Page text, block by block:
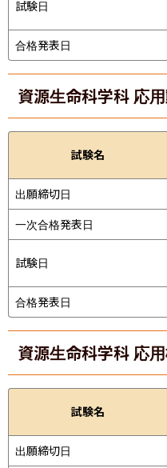
試験日
合格発表日
資源生命科学科 応
試験名
出願締切日
一次合格発表日
試験日
合格発表日
資源生命科学科 応
試験名
出願締切日